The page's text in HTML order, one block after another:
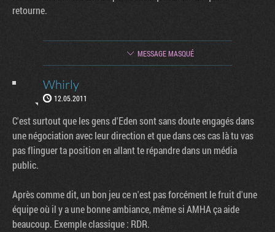
retourne.
MESSAGE MASQUÉ
Whirly
12.05.2011
C'est surtout que les gens d'Eden sont sans doute engagés dans
une négociation avec leur direction et que dans ces cas là tu vas
pas flinguer ta position en allant te répandre dans un média
public.
Après comme dit, un bon jeu ce n'est pas forcément le fruit d'une
équipe où il y a une bonne ambiance, même si AMHA ça aide
beaucoup. Exemple classique : RDR.
Factornews